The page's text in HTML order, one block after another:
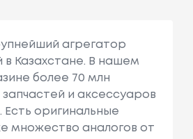
агрегатор
в Казахстане. В нашем
более 70 млн
и аксессуаров
оригинальные
множество аналогов от